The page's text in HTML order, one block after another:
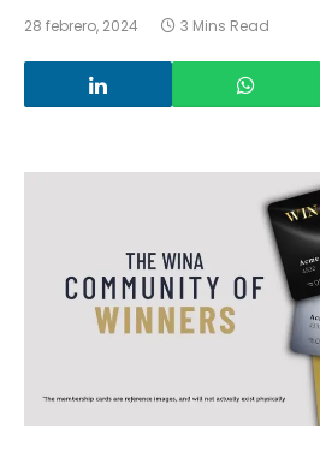
28 febrero, 2024 3 Mins Read